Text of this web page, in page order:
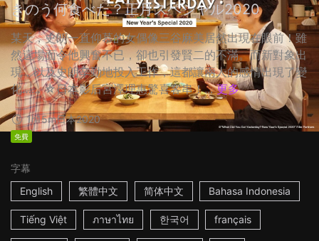
きのう何食べた？正月スペシャル2020
某天，史朗一直仰慕的女偶像三谷麻美居然出現在眼前！雖
然這場面令他興奮不已，卻也引發賢二的不滿。而新對象出
現，以及史朗辛勤地投入工作，這都讓兩人的感情出現了變
化…… ☆日本影后宮澤理惠驚喜客串！... 更多
1h15m日本2020
免費
字幕
English
繁體中文 简体中文 Bahasa Indonesia
Tiếng Việt ภาษาไทย 한국어 français